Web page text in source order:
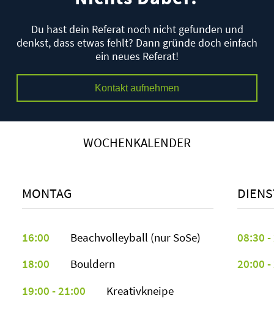
Du hast dein Referat noch nicht gefunden und
denkst, dass etwas fehlt? Dann gründe doch einfach
ein neues Referat!
Kontakt aufnehmen
WOCHENKALENDER
MONTAG
16:00
Beachvolleyball (nur SoSe)
18:00
Bouldern
19:00 - 21:00
Kreativkneipe
08:30
20:00